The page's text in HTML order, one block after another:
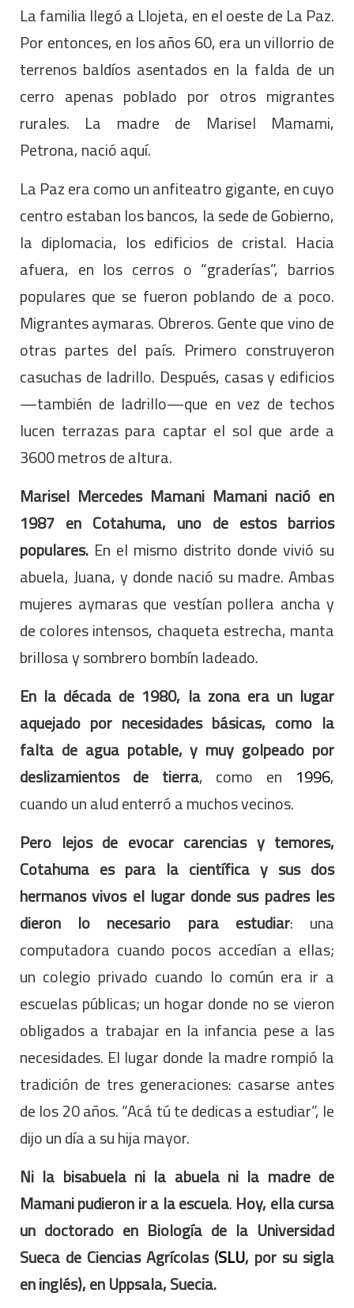
La familia llegó a Llojeta, en el oeste de La Paz.
Por entonces, en los años 60, era un villorrio de
terrenos baldíos asentados en la falda de un
cerro apenas poblado por otros migrantes
rurales. La madre de Marisel Mamami,
Petrona, nació aquí.
La Paz era como un anfiteatro gigante, en cuyo
centro estaban los bancos, la sede de Gobierno,
la diplomacia, los edificios de cristal. Hacia
afuera, en los cerros o “graderías”, barrios
populares que se fueron poblando de a poco.
Migrantes aymaras. Obreros. Gente que vino de
otras partes del país. Primero construyeron
casuchas de ladrillo. Después, casas y edificios
—también de ladrillo—que en vez de techos
lucen terrazas para captar el sol que arde a
3600 metros de altura.
Marisel Mercedes Mamani Mamani nació en
1987 en Cotahuma, uno de estos barrios
populares. En el mismo distrito donde vivió su
abuela, Juana, y donde nació su madre. Ambas
mujeres aymaras que vestían pollera ancha y
de colores intensos, chaqueta estrecha, manta
brillosa y sombrero bombín ladeado.
En la década de 1980, la zona era un lugar
aquejado por necesidades básicas, como la
falta de agua potable, y muy golpeado por
deslizamientos de tierra, como en 1996,
cuando un alud enterró a muchos vecinos.
Pero lejos de evocar carencias y temores,
Cotahuma es para la científica y sus dos
hermanos vivos el lugar donde sus padres les
dieron lo necesario para estudiar: una
computadora cuando pocos accedían a ellas;
un colegio privado cuando lo común era ir a
escuelas públicas; un hogar donde no se vieron
obligados a trabajar en la infancia pese a las
necesidades. El lugar donde la madre rompió la
tradición de tres generaciones: casarse antes
de los 20 años. “Acá tú te dedicas a estudiar”, le
dijo un día a su hija mayor.
Ni la bisabuela ni la abuela ni la madre de
Mamani pudieron ir a la escuela.Hoy, ella cursa
un doctorado en Biología de la Universidad
Sueca de Ciencias Agrícolas (SLU, por su sigla
en inglés), en Uppsala, Suecia.